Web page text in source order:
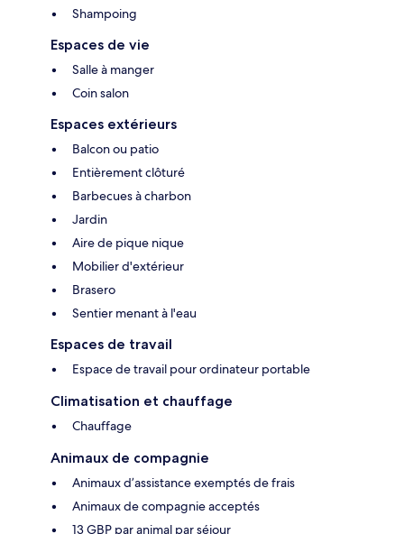
Shampoing
Espaces de vie
Salle à manger
Coin salon
Espaces extérieurs
Balcon ou patio
Entièrement clôturé
Barbecues à charbon
Jardin
Aire de pique nique
Mobilier d'extérieur
Brasero
Sentier menant à l'eau
Espaces de travail
Espace de travail pour ordinateur portable
Climatisation et chauffage
Chauffage
Animaux de compagnie
Animaux d’assistance exemptés de frais
Animaux de compagnie acceptés
13 GBP par animal par séjour